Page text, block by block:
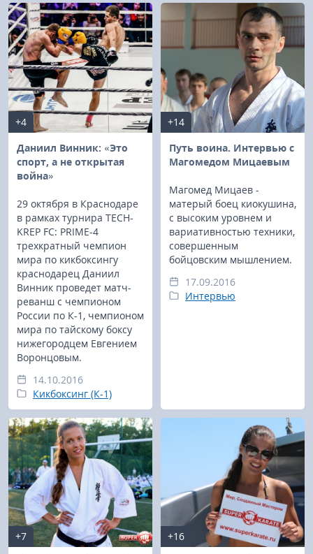
+4
Даниил Винник: «Это
спорт, а не открытая
война»
29 октября в Краснодаре
в рамках турнира TECH-
KREP FC: PRIME-4
трехкратный чемпион
мира по кикбоксингу
краснодарец Даниил
Винник проведет матч-
реванш с чемпионом
России по К-1, чемпионом
мира по тайскому боксу
нижегородцем Евгением
Воронцовым.
14.10.2016
Кикбоксинг (К-1)
+14
Путь воина. Интервью с
Магомедом Мицаевым
Магомед Мицаев -
матерый боец киокушина,
с высоким уровнем и
вариативностью техники,
совершенным
бойцовским мышлением.
17.09.2016
Интервью
+7
+16